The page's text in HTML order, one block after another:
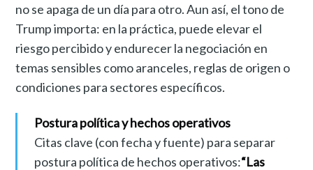
no se apaga de un día para otro. Aun así, el tono de
Trump importa: en la práctica, puede elevar el
riesgo percibido y endurecer la negociación en
temas sensibles como aranceles, reglas de origen o
condiciones para sectores específicos.
Postura política y hechos operativos
Citas clave (con fecha y fuente) para separar
postura política de hechos operativos:“Las